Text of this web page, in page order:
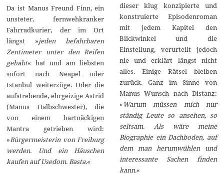
Da ist Manus Freund Finn, ein
unsteter, fernwehkranker
Fahrradkurier, der im Ort
längst »jeden befahrbaren
Zentimeter unter den Reifen
gehabt« hat und am liebsten
sofort nach Neapel oder
Istanbul weiterzöge. Oder die
aufstrebende, ehrgeizige Astrid
(Manus Halbschwester), die
von einem hartnäckigen
Mantra getrieben wird:
»Bürgermeisterin von Freiburg
werden. Und ein Häuschen
kaufen auf Usedom. Basta.«
dieser klug konzipierte und
konstruierte Episodenroman
mit jedem Kapitel den
Blickwinkel und die
Einstellung, verurteilt jedoch
nie und erklärt längst nicht
alles. Einige Rätsel bleiben
zurück. Ganz im Sinne von
Manus Wunsch nach Distanz:
»Warum müssen mich nur
ständig Leute so ansehen, so
seltsam. Als wäre meine
Biographie ein Dachboden, auf
dem man herumwühlen und
interessante Sachen finden
kann.«